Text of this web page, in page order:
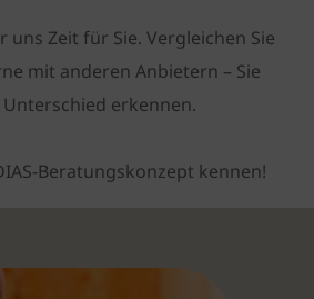
Zeit für Sie. Vergleichen Sie
mit anderen Anbietern – Sie
erkennen.
Beratungskonzept kennen!